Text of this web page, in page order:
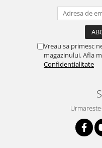
Vreau sa primesc
magazinului. Afla
Confidentialitate